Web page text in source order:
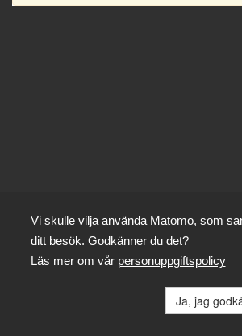
Vi skulle vilja använda Matomo, som
ditt besök. Godkänner du det?
Läs mer om vår personuppgiftspolicy
Ja, jag